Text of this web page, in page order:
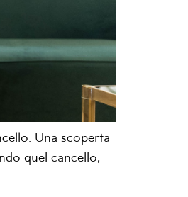
Una scoperta
quel cancello,